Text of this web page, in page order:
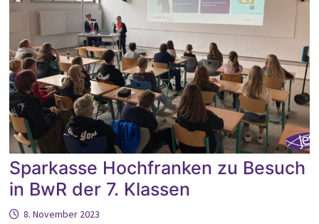
Sparkasse Hochfranken zu Besuch
in BwR der 7. Klassen
8. November 2023